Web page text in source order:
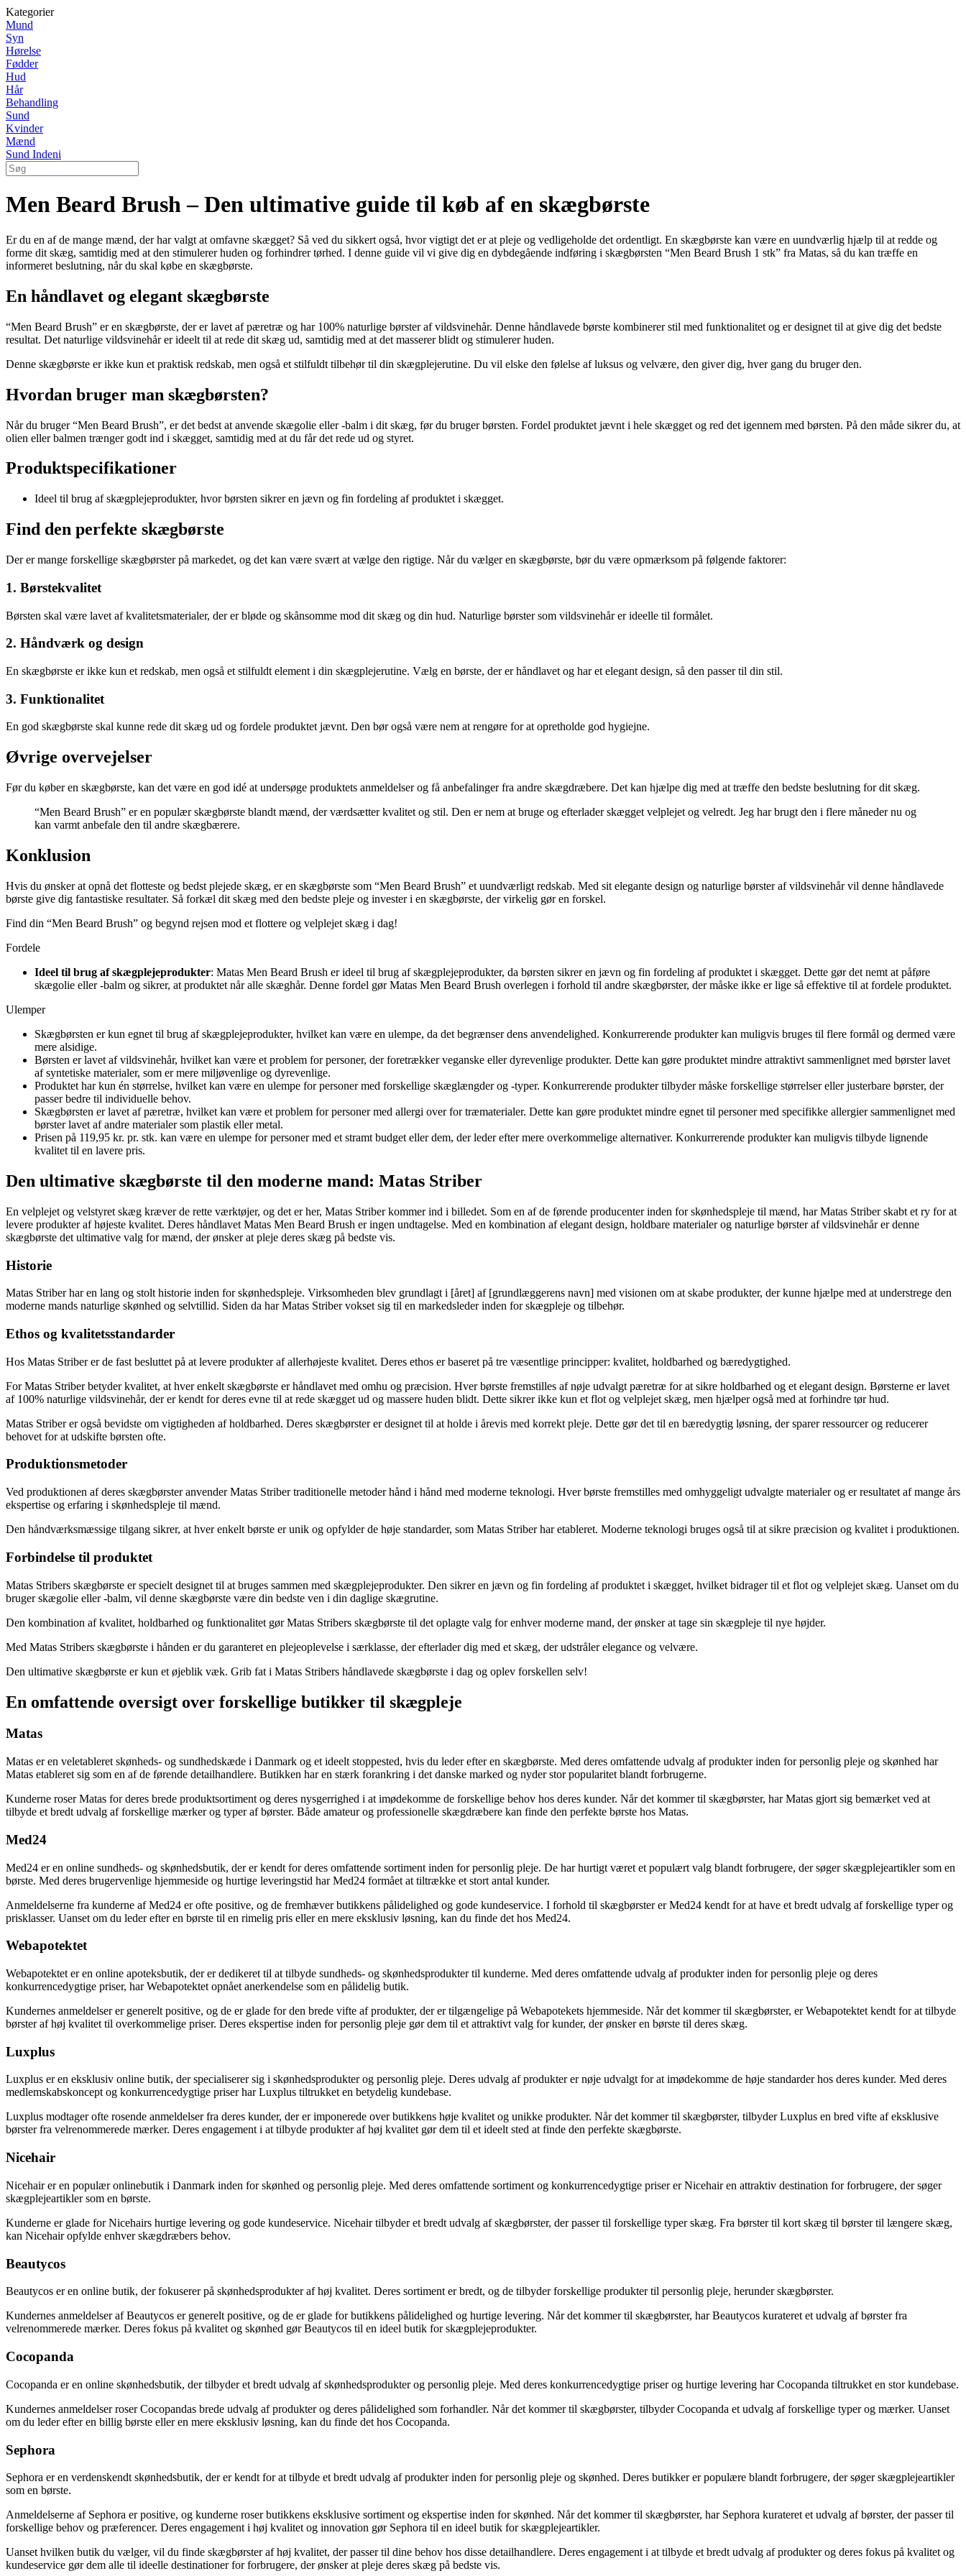
Kategorier
Mund
Syn
Hørelse
Fødder
Hud
Hår
Behandling
Sund
Kvinder
Mænd
Sund Indeni
Men Beard Brush – Den ultimative guide til køb af en skægbørste
Er du en af de mange mænd, der har valgt at omfavne skægget? Så ved du sikkert også, hvor vigtigt det er at pleje og vedligeholde det ordentligt. En skægbørste kan være en uundværlig hjælp til at redde og
forme dit skæg, samtidig med at den stimulerer huden og forhindrer tørhed. I denne guide vil vi give dig en dybdegående indføring i skægbørsten “Men Beard Brush 1 stk” fra Matas, så du kan træffe en
informeret beslutning, når du skal købe en skægbørste.
En håndlavet og elegant skægbørste
“Men Beard Brush” er en skægbørste, der er lavet af pæretræ og har 100% naturlige børster af vildsvinehår. Denne håndlavede børste kombinerer stil med funktionalitet og er designet til at give dig det bedste
resultat. Det naturlige vildsvinehår er ideelt til at rede dit skæg ud, samtidig med at det masserer blidt og stimulerer huden.
Denne skægbørste er ikke kun et praktisk redskab, men også et stilfuldt tilbehør til din skægplejerutine. Du vil elske den følelse af luksus og velvære, den giver dig, hver gang du bruger den.
Hvordan bruger man skægbørsten?
Når du bruger “Men Beard Brush”, er det bedst at anvende skægolie eller -balm i dit skæg, før du bruger børsten. Fordel produktet jævnt i hele skægget og red det igennem med børsten. På den måde sikrer du, at
olien eller balmen trænger godt ind i skægget, samtidig med at du får det rede ud og styret.
Produktspecifikationer
Ideel til brug af skægplejeprodukter, hvor børsten sikrer en jævn og fin fordeling af produktet i skægget.
Find den perfekte skægbørste
Der er mange forskellige skægbørster på markedet, og det kan være svært at vælge den rigtige. Når du vælger en skægbørste, bør du være opmærksom på følgende faktorer:
1. Børstekvalitet
Børsten skal være lavet af kvalitetsmaterialer, der er bløde og skånsomme mod dit skæg og din hud. Naturlige børster som vildsvinehår er ideelle til formålet.
2. Håndværk og design
En skægbørste er ikke kun et redskab, men også et stilfuldt element i din skægplejerutine. Vælg en børste, der er håndlavet og har et elegant design, så den passer til din stil.
3. Funktionalitet
En god skægbørste skal kunne rede dit skæg ud og fordele produktet jævnt. Den bør også være nem at rengøre for at opretholde god hygiejne.
Øvrige overvejelser
Før du køber en skægbørste, kan det være en god idé at undersøge produktets anmeldelser og få anbefalinger fra andre skægdræbere. Det kan hjælpe dig med at træffe den bedste beslutning for dit skæg.
“Men Beard Brush” er en populær skægbørste blandt mænd, der værdsætter kvalitet og stil. Den er nem at bruge og efterlader skægget velplejet og velredt. Jeg har brugt den i flere måneder nu og
kan varmt anbefale den til andre skægbærere.
Konklusion
Hvis du ønsker at opnå det flotteste og bedst plejede skæg, er en skægbørste som “Men Beard Brush” et uundværligt redskab. Med sit elegante design og naturlige børster af vildsvinehår vil denne håndlavede
børste give dig fantastiske resultater. Så forkæl dit skæg med den bedste pleje og invester i en skægbørste, der virkelig gør en forskel.
Find din “Men Beard Brush” og begynd rejsen mod et flottere og velplejet skæg i dag!
Fordele
Ideel til brug af skægplejeprodukter: Matas Men Beard Brush er ideel til brug af skægplejeprodukter, da børsten sikrer en jævn og fin fordeling af produktet i skægget. Dette gør det nemt at påføre
skægolie eller -balm og sikrer, at produktet når alle skæghår. Denne fordel gør Matas Men Beard Brush overlegen i forhold til andre skægbørster, der måske ikke er lige så effektive til at fordele produktet.
Ulemper
Skægbørsten er kun egnet til brug af skægplejeprodukter, hvilket kan være en ulempe, da det begrænser dens anvendelighed. Konkurrerende produkter kan muligvis bruges til flere formål og dermed være
mere alsidige.
Børsten er lavet af vildsvinehår, hvilket kan være et problem for personer, der foretrækker veganske eller dyrevenlige produkter. Dette kan gøre produktet mindre attraktivt sammenlignet med børster lavet
af syntetiske materialer, som er mere miljøvenlige og dyrevenlige.
Produktet har kun én størrelse, hvilket kan være en ulempe for personer med forskellige skæglængder og -typer. Konkurrerende produkter tilbyder måske forskellige størrelser eller justerbare børster, der
passer bedre til individuelle behov.
Skægbørsten er lavet af pæretræ, hvilket kan være et problem for personer med allergi over for træmaterialer. Dette kan gøre produktet mindre egnet til personer med specifikke allergier sammenlignet med
børster lavet af andre materialer som plastik eller metal.
Prisen på 119,95 kr. pr. stk. kan være en ulempe for personer med et stramt budget eller dem, der leder efter mere overkommelige alternativer. Konkurrerende produkter kan muligvis tilbyde lignende
kvalitet til en lavere pris.
Den ultimative skægbørste til den moderne mand: Matas Striber
En velplejet og velstyret skæg kræver de rette værktøjer, og det er her, Matas Striber kommer ind i billedet. Som en af de førende producenter inden for skønhedspleje til mænd, har Matas Striber skabt et ry for at
levere produkter af højeste kvalitet. Deres håndlavet Matas Men Beard Brush er ingen undtagelse. Med en kombination af elegant design, holdbare materialer og naturlige børster af vildsvinehår er denne
skægbørste det ultimative valg for mænd, der ønsker at pleje deres skæg på bedste vis.
Historie
Matas Striber har en lang og stolt historie inden for skønhedspleje. Virksomheden blev grundlagt i [året] af [grundlæggerens navn] med visionen om at skabe produkter, der kunne hjælpe med at understrege den
moderne mands naturlige skønhed og selvtillid. Siden da har Matas Striber vokset sig til en markedsleder inden for skægpleje og tilbehør.
Ethos og kvalitetsstandarder
Hos Matas Striber er de fast besluttet på at levere produkter af allerhøjeste kvalitet. Deres ethos er baseret på tre væsentlige principper: kvalitet, holdbarhed og bæredygtighed.
For Matas Striber betyder kvalitet, at hver enkelt skægbørste er håndlavet med omhu og præcision. Hver børste fremstilles af nøje udvalgt pæretræ for at sikre holdbarhed og et elegant design. Børsterne er lavet
af 100% naturlige vildsvinehår, der er kendt for deres evne til at rede skægget ud og massere huden blidt. Dette sikrer ikke kun et flot og velplejet skæg, men hjælper også med at forhindre tør hud.
Matas Striber er også bevidste om vigtigheden af holdbarhed. Deres skægbørster er designet til at holde i årevis med korrekt pleje. Dette gør det til en bæredygtig løsning, der sparer ressourcer og reducerer
behovet for at udskifte børsten ofte.
Produktionsmetoder
Ved produktionen af deres skægbørster anvender Matas Striber traditionelle metoder hånd i hånd med moderne teknologi. Hver børste fremstilles med omhyggeligt udvalgte materialer og er resultatet af mange års
ekspertise og erfaring i skønhedspleje til mænd.
Den håndværksmæssige tilgang sikrer, at hver enkelt børste er unik og opfylder de høje standarder, som Matas Striber har etableret. Moderne teknologi bruges også til at sikre præcision og kvalitet i produktionen.
Forbindelse til produktet
Matas Stribers skægbørste er specielt designet til at bruges sammen med skægplejeprodukter. Den sikrer en jævn og fin fordeling af produktet i skægget, hvilket bidrager til et flot og velplejet skæg. Uanset om du
bruger skægolie eller -balm, vil denne skægbørste være din bedste ven i din daglige skægrutine.
Den kombination af kvalitet, holdbarhed og funktionalitet gør Matas Stribers skægbørste til det oplagte valg for enhver moderne mand, der ønsker at tage sin skægpleje til nye højder.
Med Matas Stribers skægbørste i hånden er du garanteret en plejeoplevelse i særklasse, der efterlader dig med et skæg, der udstråler elegance og velvære.
Den ultimative skægbørste er kun et øjeblik væk. Grib fat i Matas Stribers håndlavede skægbørste i dag og oplev forskellen selv!
En omfattende oversigt over forskellige butikker til skægpleje
Matas
Matas er en veletableret skønheds- og sundhedskæde i Danmark og et ideelt stoppested, hvis du leder efter en skægbørste. Med deres omfattende udvalg af produkter inden for personlig pleje og skønhed har
Matas etableret sig som en af de førende detailhandlere. Butikken har en stærk forankring i det danske marked og nyder stor popularitet blandt forbrugerne.
Kunderne roser Matas for deres brede produktsortiment og deres nysgerrighed i at imødekomme de forskellige behov hos deres kunder. Når det kommer til skægbørster, har Matas gjort sig bemærket ved at
tilbyde et bredt udvalg af forskellige mærker og typer af børster. Både amateur og professionelle skægdræbere kan finde den perfekte børste hos Matas.
Med24
Med24 er en online sundheds- og skønhedsbutik, der er kendt for deres omfattende sortiment inden for personlig pleje. De har hurtigt været et populært valg blandt forbrugere, der søger skægplejeartikler som en
børste. Med deres brugervenlige hjemmeside og hurtige leveringstid har Med24 formået at tiltrække et stort antal kunder.
Anmeldelserne fra kunderne af Med24 er ofte positive, og de fremhæver butikkens pålidelighed og gode kundeservice. I forhold til skægbørster er Med24 kendt for at have et bredt udvalg af forskellige typer og
prisklasser. Uanset om du leder efter en børste til en rimelig pris eller en mere eksklusiv løsning, kan du finde det hos Med24.
Webapotektet
Webapotektet er en online apoteksbutik, der er dedikeret til at tilbyde sundheds- og skønhedsprodukter til kunderne. Med deres omfattende udvalg af produkter inden for personlig pleje og deres
konkurrencedygtige priser, har Webapotektet opnået anerkendelse som en pålidelig butik.
Kundernes anmeldelser er generelt positive, og de er glade for den brede vifte af produkter, der er tilgængelige på Webapotekets hjemmeside. Når det kommer til skægbørster, er Webapotektet kendt for at tilbyde
børster af høj kvalitet til overkommelige priser. Deres ekspertise inden for personlig pleje gør dem til et attraktivt valg for kunder, der ønsker en børste til deres skæg.
Luxplus
Luxplus er en eksklusiv online butik, der specialiserer sig i skønhedsprodukter og personlig pleje. Deres udvalg af produkter er nøje udvalgt for at imødekomme de høje standarder hos deres kunder. Med deres
medlemskabskoncept og konkurrencedygtige priser har Luxplus tiltrukket en betydelig kundebase.
Luxplus modtager ofte rosende anmeldelser fra deres kunder, der er imponerede over butikkens høje kvalitet og unikke produkter. Når det kommer til skægbørster, tilbyder Luxplus en bred vifte af eksklusive
børster fra velrenommerede mærker. Deres engagement i at tilbyde produkter af høj kvalitet gør dem til et ideelt sted at finde den perfekte skægbørste.
Nicehair
Nicehair er en populær onlinebutik i Danmark inden for skønhed og personlig pleje. Med deres omfattende sortiment og konkurrencedygtige priser er Nicehair en attraktiv destination for forbrugere, der søger
skægplejeartikler som en børste.
Kunderne er glade for Nicehairs hurtige levering og gode kundeservice. Nicehair tilbyder et bredt udvalg af skægbørster, der passer til forskellige typer skæg. Fra børster til kort skæg til børster til længere skæg,
kan Nicehair opfylde enhver skægdræbers behov.
Beautycos
Beautycos er en online butik, der fokuserer på skønhedsprodukter af høj kvalitet. Deres sortiment er bredt, og de tilbyder forskellige produkter til personlig pleje, herunder skægbørster.
Kundernes anmeldelser af Beautycos er generelt positive, og de er glade for butikkens pålidelighed og hurtige levering. Når det kommer til skægbørster, har Beautycos kurateret et udvalg af børster fra
velrenommerede mærker. Deres fokus på kvalitet og skønhed gør Beautycos til en ideel butik for skægplejeprodukter.
Cocopanda
Cocopanda er en online skønhedsbutik, der tilbyder et bredt udvalg af skønhedsprodukter og personlig pleje. Med deres konkurrencedygtige priser og hurtige levering har Cocopanda tiltrukket en stor kundebase.
Kundernes anmeldelser roser Cocopandas brede udvalg af produkter og deres pålidelighed som forhandler. Når det kommer til skægbørster, tilbyder Cocopanda et udvalg af forskellige typer og mærker. Uanset
om du leder efter en billig børste eller en mere eksklusiv løsning, kan du finde det hos Cocopanda.
Sephora
Sephora er en verdenskendt skønhedsbutik, der er kendt for at tilbyde et bredt udvalg af produkter inden for personlig pleje og skønhed. Deres butikker er populære blandt forbrugere, der søger skægplejeartikler
som en børste.
Anmeldelserne af Sephora er positive, og kunderne roser butikkens eksklusive sortiment og ekspertise inden for skønhed. Når det kommer til skægbørster, har Sephora kurateret et udvalg af børster, der passer til
forskellige behov og præferencer. Deres engagement i høj kvalitet og innovation gør Sephora til en ideel butik for skægplejeartikler.
Uanset hvilken butik du vælger, vil du finde skægbørster af høj kvalitet, der passer til dine behov hos disse detailhandlere. Deres engagement i at tilbyde et bredt udvalg af produkter og deres fokus på kvalitet og
kundeservice gør dem alle til ideelle destinationer for forbrugere, der ønsker at pleje deres skæg på bedste vis.